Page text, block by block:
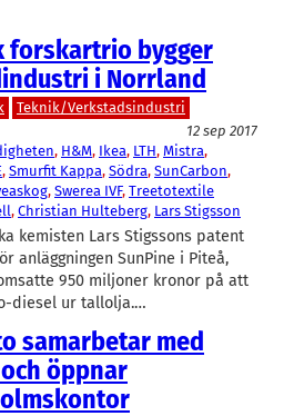
forskartrio bygger
i Norrland
Teknik/Verkstadsindustri
12 sep 2017
, H&M, Ikea, LTH, Mistra
, Smurfit Kappa, Södra, SunCarbon
, Swerea IVF, Treetotextile
, Christian Hulteberg, Lars Stigsson
kemisten Lars Stigssons patent
anläggningen SunPine i Piteå,
950 miljoner kronor på att
diesel ur tallolja.…
samarbetar med
öppnar